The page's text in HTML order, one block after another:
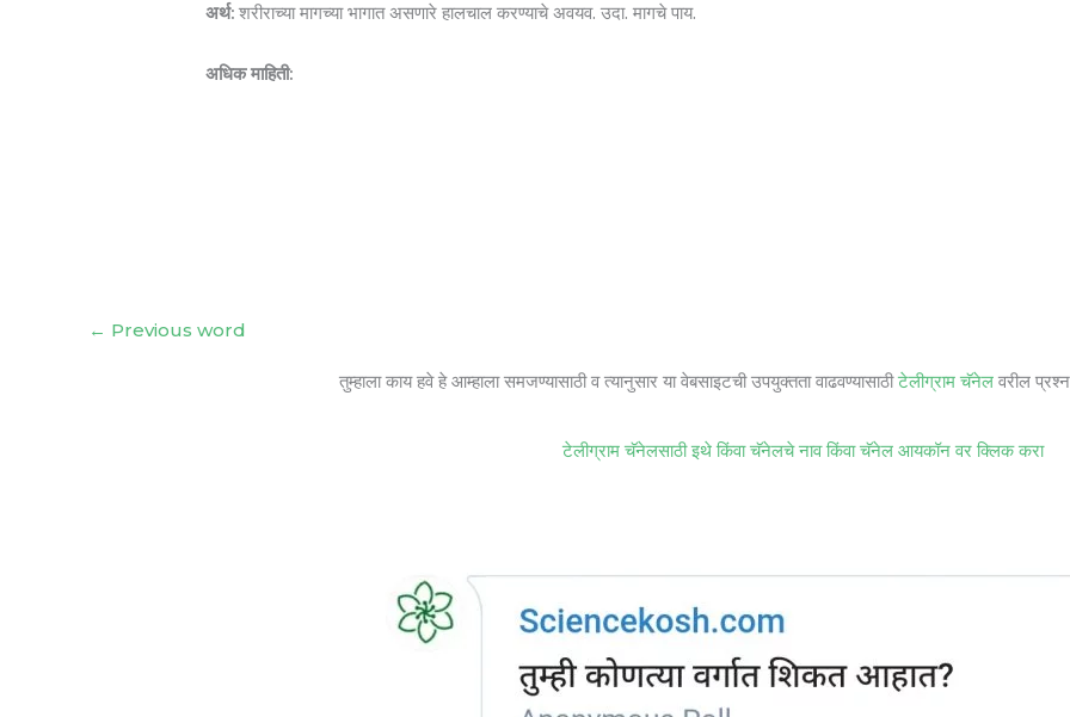
अर्थ: शरीराच्या मागच्या भागात असणारे हालचाल करण्याचे अवयव. उदा. मागचे पाय.
अधिक माहिती:
← Previous word
तुम्हाला काय हवे हे आम्हाला समजण्यासाठी व त्यानुसार या वेबसाइटची उपयुक्तता वाढवण्यासाठीटेलीग्राम चॅनेल वरील
टेलीग्राम चॅनेलसाठी इथे किंवा चॅनेलचे नाव किंवा चॅनेल आयकॉन वर क्लिक करा